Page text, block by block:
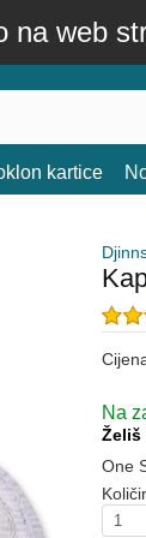
na web
kartice
Na
Želiš
One